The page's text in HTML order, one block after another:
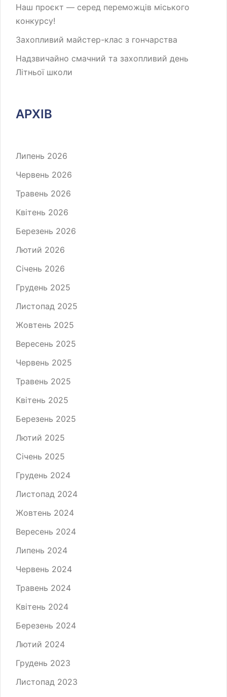
Наш проєкт — серед переможців міського
конкурсу!
Захопливий майстер-клас з гончарства
Надзвичайно смачний та захопливий день
Літньої школи
АРХІВ
Липень 2026
Червень 2026
Травень 2026
Квітень 2026
Березень 2026
Лютий 2026
Січень 2026
Грудень 2025
Листопад 2025
Жовтень 2025
Вересень 2025
Червень 2025
Травень 2025
Квітень 2025
Березень 2025
Лютий 2025
Січень 2025
Грудень 2024
Листопад 2024
Жовтень 2024
Вересень 2024
Липень 2024
Червень 2024
Травень 2024
Квітень 2024
Березень 2024
Лютий 2024
Грудень 2023
Листопад 2023